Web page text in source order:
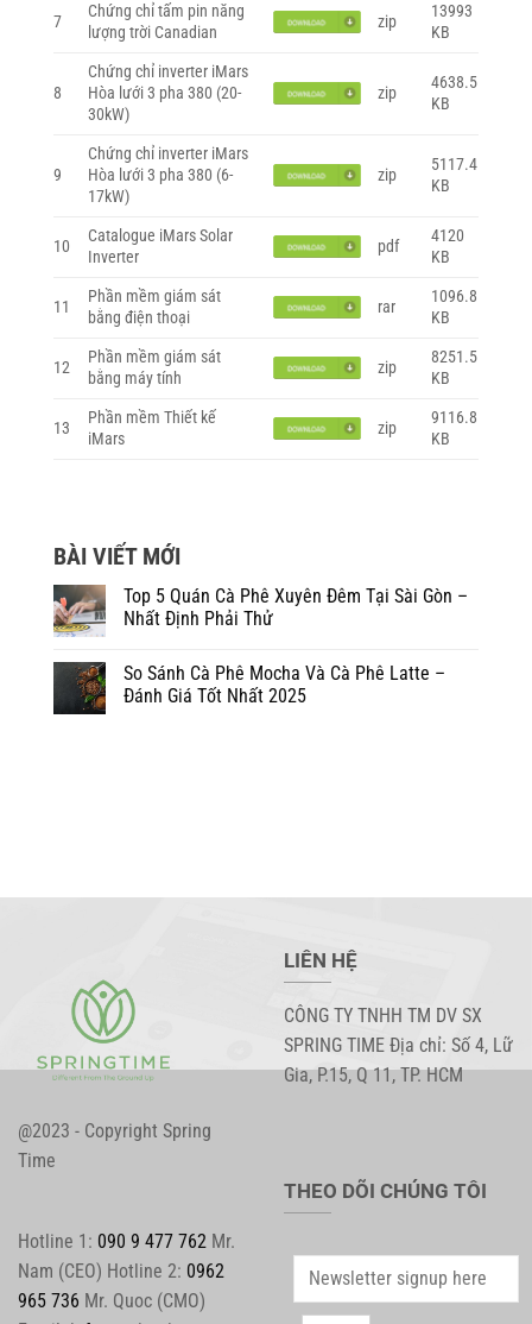
7
Chứng chỉ tấm pin năng
lượng trời Canadian
zip
13993
KB
8
Chứng chỉ inverter iMars
Hòa lưới 3 pha 380 (20-
30kW)
zip
4638.5
KB
9
Chứng chỉ inverter iMars
Hòa lưới 3 pha 380 (6-
17kW)
zip
5117.4
KB
10
Catalogue iMars Solar
Inverter
pdf
4120
KB
11
Phần mềm giám sát
bằng điện thoại
rar
1096.8
KB
12
Phần mềm giám sát
bằng máy tính
zip
8251.5
KB
13
Phần mềm Thiết kế
iMars
zip
9116.8
KB
BÀI VIẾT MỚI
Top 5 Quán Cà Phê Xuyên Đêm Tại Sài Gòn –
Nhất Định Phải Thử
So Sánh Cà Phê Mocha Và Cà Phê Latte –
Đánh Giá Tốt Nhất 2025
@2023 - Copyright Spring
Time
LIÊN HỆ
CÔNG TY TNHH TM DV SX
SPRING TIME Địa chỉ: Số 4, Lữ
Gia, P.15, Q 11, TP. HCM
Hotline 1: 090 9 477 762 Mr.
Nam (CEO) Hotline 2: 0962
965 736 Mr. Quoc (CMO)
THEO DÕI CHÚNG TÔI